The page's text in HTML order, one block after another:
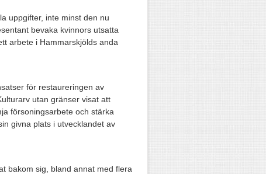
uppgifter, inte minst den nu
bevaka kvinnors utsatta
arbete i Hammarskjölds anda
för restaureringen av
utan gränser visat att
försoningsarbete och stärka
givna plats i utvecklandet av
bakom sig, bland annat med flera